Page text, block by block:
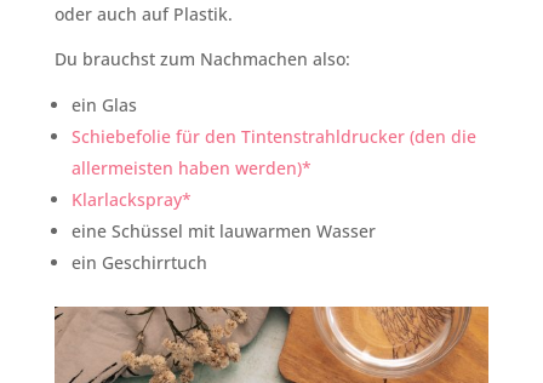
oder auch auf Plastik.
Du brauchst zum Nachmachen also:
ein Glas
Schiebefolie für den Tintenstrahldrucker (den die
allermeisten haben werden)*
Klarlackspray*
eine Schüssel mit lauwarmen Wasser
ein Geschirrtuch